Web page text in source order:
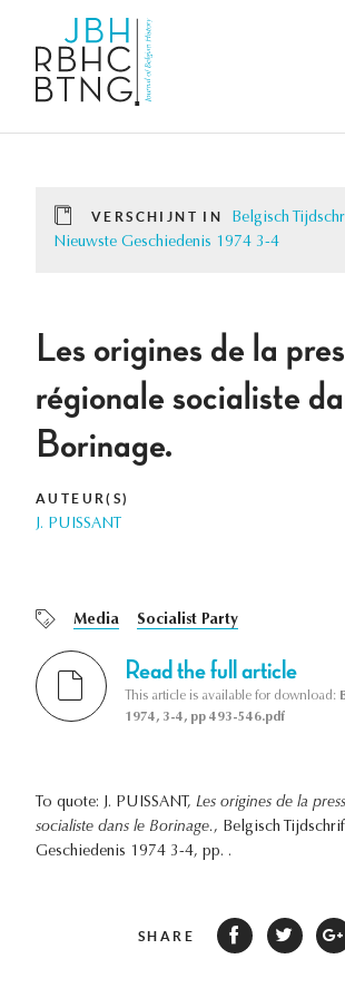
VERSCHIJNT IN
Belgisch
Nieuwste Geschiedenis 1974 3-4
Les origines de la
régionale socialiste
Borinage.
AUTEUR(S)
J. PUISSANT
Media Socialist Party
Read the full article
This article is available for download:
1974, 3-4, pp 493-546.pdf
To quote: J. PUISSANT, Les origines de la
socialiste dans le Borinage., Belgisch
Geschiedenis 1974 3-4, pp. .
SHARE